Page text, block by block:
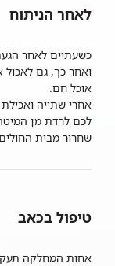
לאחר הניתוח
כשעתיים לאחר
ואחר כך, גם לאכול
אוכל חם.
אחרי שתייה ואכילת
לכם לרדת מן
שחרור מבית
טיפול בכאב
אחות המחלקה